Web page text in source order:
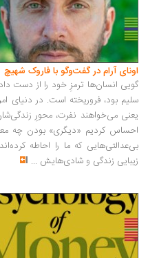
آرام در گفت‌وگو با فاروک شهیچ‭
انسان‌ها ترمزِ خود را از دست داده‌اند
بود، فروریخته است. در دنیای امروز،
می‌خواهند نفرت، محورِ زندگی‌شان
کردیم «دیگری» بودن چه معنایی
که ما را احاطه کرده‌اند، و
زندگی و شادی‌هایش...